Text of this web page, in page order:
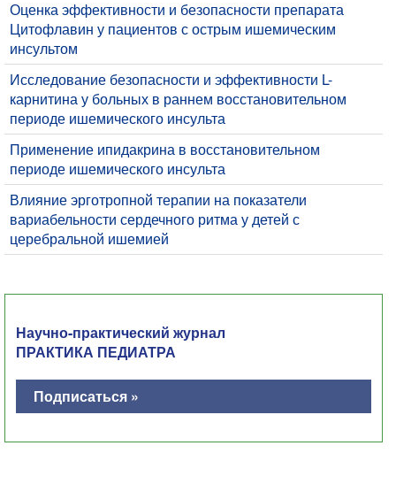
Оценка эффективности и безопасности препарата
Цитофлавин у пациентов с острым ишемическим
инсультом
Исследование безопасности и эффективности L-
карнитина у больных в раннем восстановительном
периоде ишемического инсульта
Применение ипидакрина в восстановительном
периоде ишемического инсульта
Влияние эрготропной терапии на показатели
вариабельности сердечного ритма у детей с
церебральной ишемией
Научно-практический журнал
ПРАКТИКА ПЕДИАТРА
Подписаться »